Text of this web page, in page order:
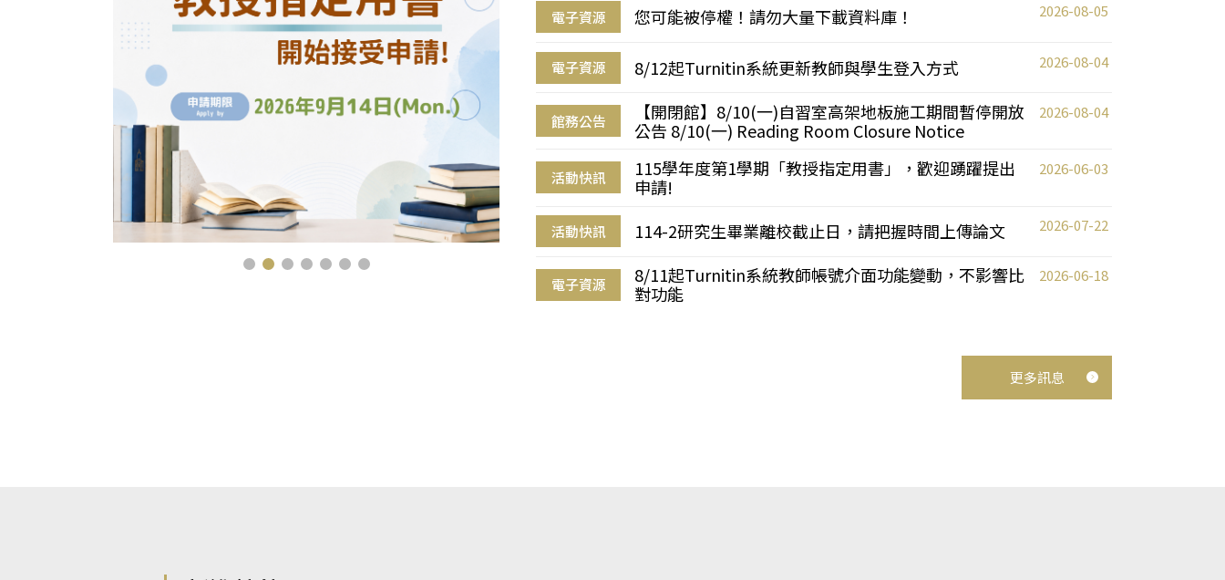
電子資源 您可能被停權！請勿大量下載資料庫！ 2026-08-05
電子資源 8/12起Turnitin系統更新教師與學生登入方式 2026-08-04
館務公告
【開閉館】8/10(一)自習室高架地板施工期間暫停開放
公告 8/10(一) Reading Room Closure Notice
2026-08-04
活動快訊
115學年度第1學期「教授指定用書」，歡迎踴躍提出
申請!
2026-06-03
活動快訊 114-2研究生畢業離校截止日，請把握時間上傳論文 2026-07-22
電子資源
8/11起Turnitin系統教師帳號介面功能變動，不影響比
對功能
2026-06-18
更多訊息